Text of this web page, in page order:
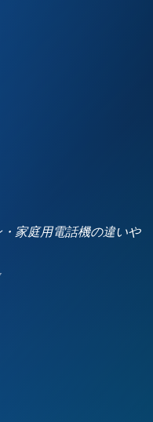
家庭用電話機の違いや